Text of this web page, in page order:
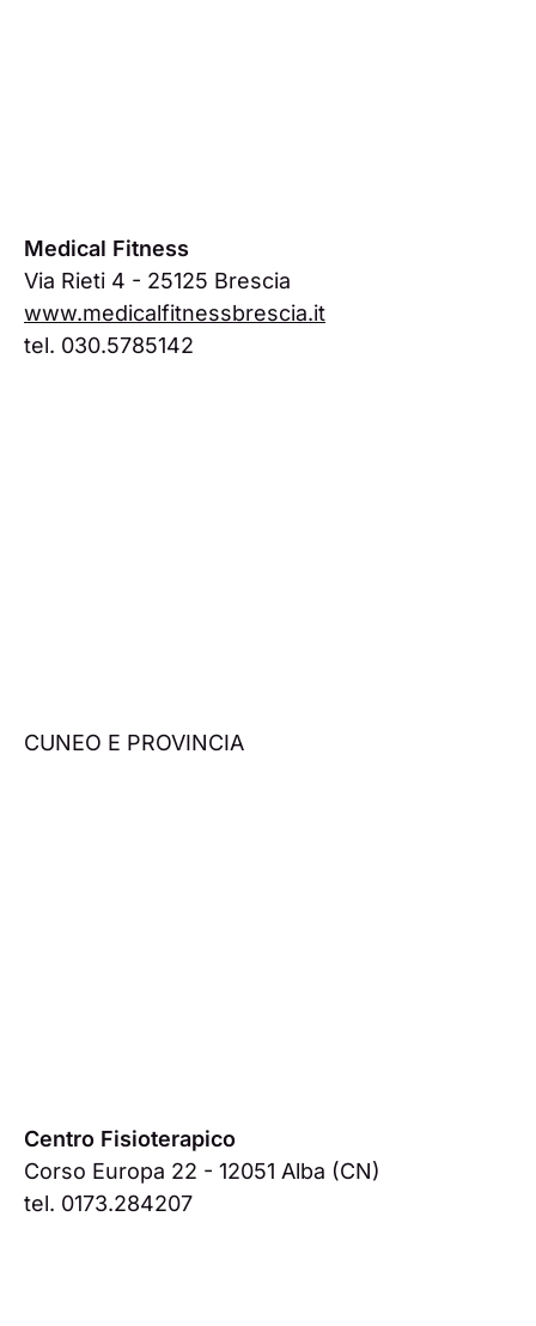
Medical Fitness
Via Rieti 4 - 25125 Brescia
www.medicalfitnessbrescia.it
tel. 030.5785142
CUNEO E PROVINCIA
Centro Fisioterapico
Corso Europa 22 - 12051 Alba (CN)
tel. 0173.284207